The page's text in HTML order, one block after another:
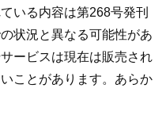
いる内容は第268号発刊
状況と異なる可能性があ
ービスは現在は販売され
ことがあります。あらか